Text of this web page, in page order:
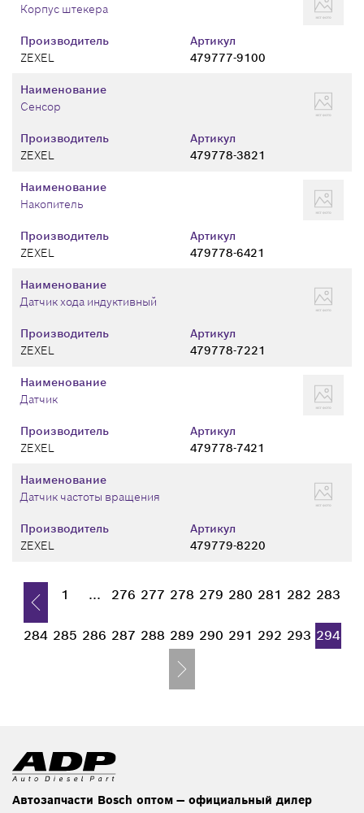
Производитель
ZEXEL
Артикул
479777-9100
Корпус штекера
Производитель
ZEXEL
Артикул
479778-3821
Наименование
Сенсор
Производитель
ZEXEL
Артикул
479778-6421
Наименование
Накопитель
Производитель
ZEXEL
Артикул
479778-7221
Наименование
Датчик хода индуктивный
Производитель
ZEXEL
Артикул
479778-7421
Наименование
Датчик
Производитель
ZEXEL
Артикул
479779-8220
Наименование
Датчик частоты вращения
1 ... 276 277 278 279 280 281 282 283
284 285 286 287 288 289 290 291 292 293 294
Автозапчасти Bosch оптом — официальный дилер